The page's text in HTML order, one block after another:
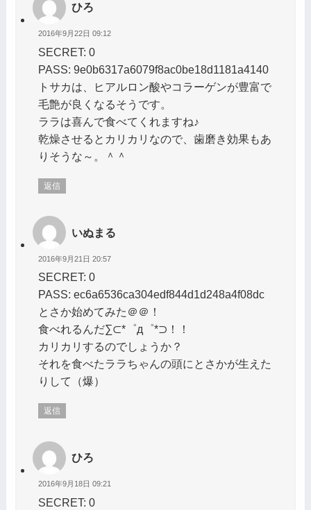
ひろ
2016年9月22日 09:12
SECRET: 0
PASS: 9e0b6317a6079f8ac0be18d1181a4140
トサカは、ヒアルロン酸やコラーゲンが豊富で
毛艶が良くなるそうです。
ララは喜んで食べてくれますね♪
乾燥させるとカリカリなので、歯磨き効果もあ
りそうな～。＾＾
返信
いぬまる
2016年9月21日 20:57
SECRET: 0
PASS: ec6a6536ca304edf844d1d248a4f08dc
とさか始めてみた＠＠！
食べれるんだ∑⊂*゜д゜*⊃！！
カリカリするのでしょうか？
それを食べたララちゃんの頭にとさかが生えた
りして（爆）
返信
ひろ
2016年9月18日 09:21
SECRET: 0